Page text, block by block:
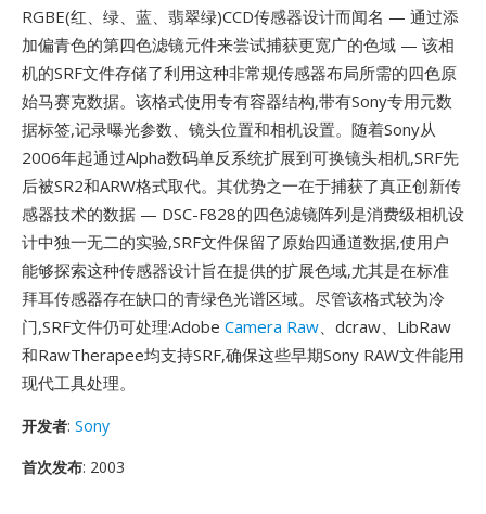
RGBE(红、绿、蓝、翡翠绿)CCD传感器设计而闻名 — 通过添
加偏青色的第四色滤镜元件来尝试捕获更宽广的色域 — 该相
机的SRF文件存储了利用这种非常规传感器布局所需的四色原
始马赛克数据。该格式使用专有容器结构,带有Sony专用元数
据标签,记录曝光参数、镜头位置和相机设置。随着Sony从
2006年起通过Alpha数码单反系统扩展到可换镜头相机,SRF先
后被SR2和ARW格式取代。其优势之一在于捕获了真正创新传
感器技术的数据 — DSC-F828的四色滤镜阵列是消费级相机设
计中独一无二的实验,SRF文件保留了原始四通道数据,使用户
能够探索这种传感器设计旨在提供的扩展色域,尤其是在标准
拜耳传感器存在缺口的青绿色光谱区域。尽管该格式较为冷
门,SRF文件仍可处理:Adobe Camera Raw、dcraw、LibRaw
和RawTherapee均支持SRF,确保这些早期Sony RAW文件能用
现代工具处理。
开发者: Sony
首次发布: 2003